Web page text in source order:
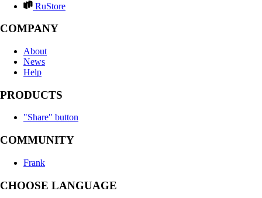
RuStore
COMPANY
About
News
Help
PRODUCTS
"Share" button
COMMUNITY
Frank
CHOOSE LANGUAGE